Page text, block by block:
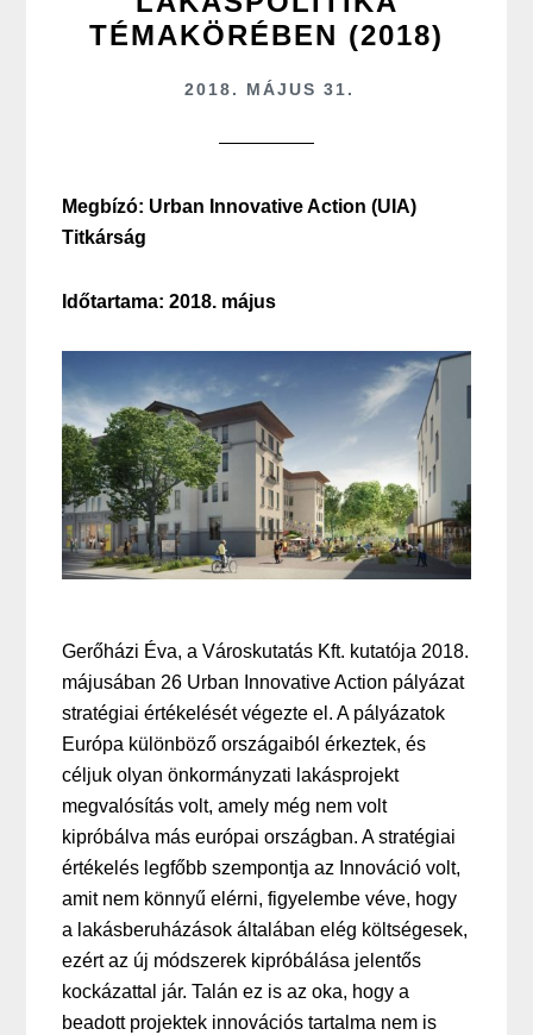
TÉMAKÖRÉBEN (2018)
2018. MÁJUS 31.
Megbízó: Urban Innovative Action (UIA)
Titkárság
Időtartama: 2018. május
Gerőházi Éva, a Városkutatás Kft. kutatója 2018.
májusában 26 Urban Innovative Action pályázat
stratégiai értékelését végezte el. A pályázatok
Európa különböző országaiból érkeztek, és
céljuk olyan önkormányzati lakásprojekt
megvalósítás volt, amely még nem volt
kipróbálva más európai országban. A stratégiai
értékelés legfőbb szempontja az Innováció volt,
amit nem könnyű elérni, figyelembe véve, hogy
a lakásberuházások általában elég költségesek,
ezért az új módszerek kipróbálása jelentős
kockázattal jár. Talán ez is az oka, hogy a
beadott projektek innovációs tartalma nem is